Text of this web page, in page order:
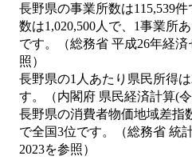
長野県の事業所数は115,539
数は1,020,500人で、1事業所
です。（総務省 平成26年経
照）
長野県の1人あたり県民所得
す。（内閣府 県民経済計算(
長野県の消費者物価地域差指
で全国3位です。（総務省 統
2023を参照）